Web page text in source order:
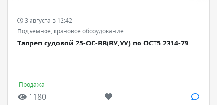
3 августа в 12:42
Подъемное, крановое оборудование
Талреп судовой 25-ОС-ВВ(ВУ,УУ) по ОСТ5.2314-79
Продажа
1180